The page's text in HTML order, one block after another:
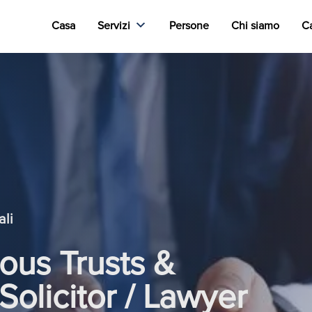
Casa Servizi Persone Chi siamo
Trusts &
/ Lawyer